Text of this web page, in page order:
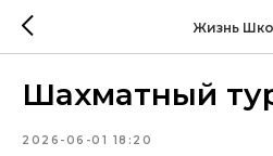
Жизнь
Шахматный
2026-06-01 18:20